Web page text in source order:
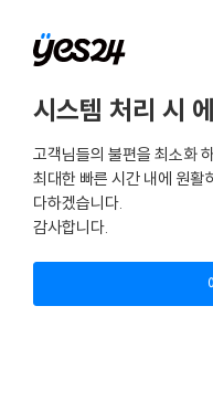
시스템 처리 시
고객님들의 불편을 최소화
최대한 빠른 시간 내에 원활
다하겠습니다.
감사합니다.